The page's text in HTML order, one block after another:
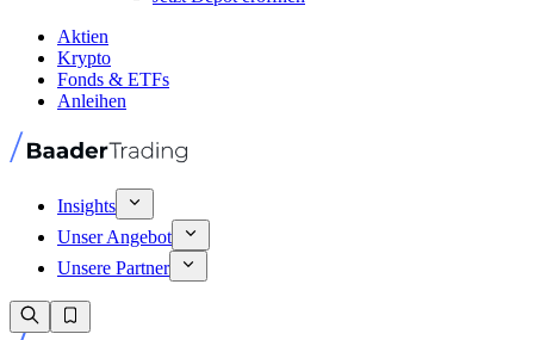
Aktien
Krypto
Fonds & ETFs
Anleihen
Insights
Unser Angebot
Unsere Partner